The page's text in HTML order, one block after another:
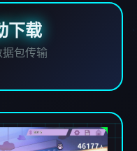
下载
据包传输